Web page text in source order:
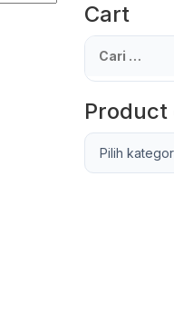
Cart
Cari
untuk:
Product